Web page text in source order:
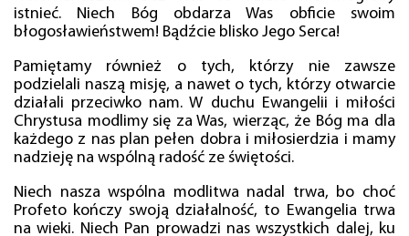
istnieć. Niech Bóg obdarza Was obficie swoim
błogosławieństwem! Bądźcie blisko Jego Serca!
Pamiętamy również o tych, którzy nie zawsze
podzielali naszą misję, a nawet o tych, którzy otwarcie
działali przeciwko nam. W duchu Ewangelii i miłości
Chrystusa modlimy się za Was, wierząc, że Bóg ma dla
każdego z nas plan pełen dobra i miłosierdzia i mamy
nadzieję na wspólną radość ze świętości.
Niech nasza wspólna modlitwa nadal trwa, bo choć
Profeto kończy swoją działalność, to Ewangelia trwa
na wieki. Niech Pan prowadzi nas wszystkich dalej, ku